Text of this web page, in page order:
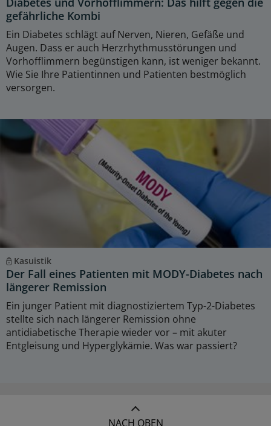
gefährliche Kombi
Ein Diabetes schlägt auf Nerven, Nieren, Gefäße und
Augen. Dass er auch Herzrhythmusstörungen und
Vorhofflimmern begünstigen kann, ist weniger bekannt.
Wie Sie Ihre Patientinnen und Patienten bestmöglich
versorgen.
Kasuistik
Der Fall eines Patienten mit MODY-Diabetes nach
längerer Remission
Ein junger Patient mit diagnostiziertem Typ-2-Diabetes
stellte sich nach längerer Remission ohne
antidiabetische Therapie wieder vor – mit akuter
Entgleisung und Hyperglykämie. Was war passiert?
NACH OBEN